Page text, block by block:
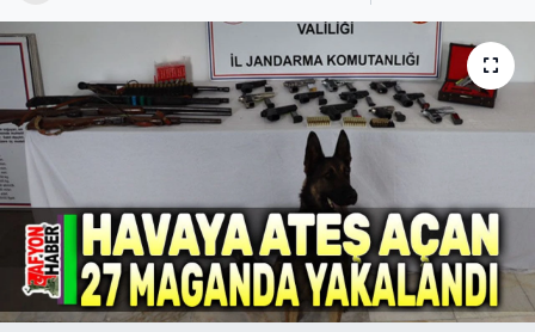
Etkinlikler